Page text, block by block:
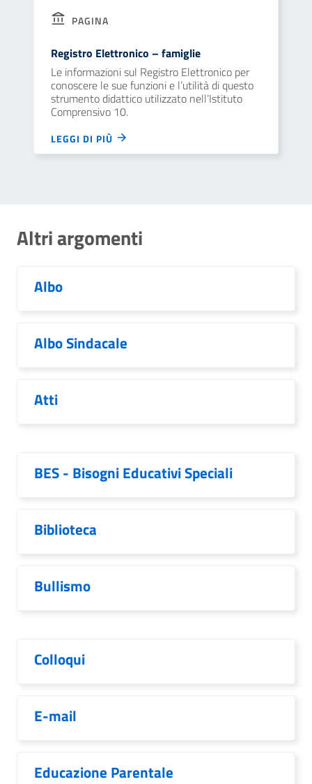
PAGINA
Registro Elettronico – famiglie
Le informazioni sul Registro Elettronico per
conoscere le sue funzioni e l’utilità di questo
strumento didattico utilizzato nell’Istituto
Comprensivo 10.
LEGGI DI PIÙ
Altri argomenti
Albo
Albo Sindacale
Atti
BES - Bisogni Educativi Speciali
Biblioteca
Bullismo
Colloqui
E-mail
Educazione Parentale